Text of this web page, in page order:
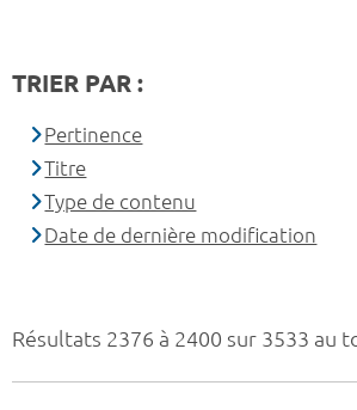
Résultats 2376 à 2400 sur 3533 au
TRIER PAR :
Pertinence
Titre
Type de contenu
Date de dernière modification